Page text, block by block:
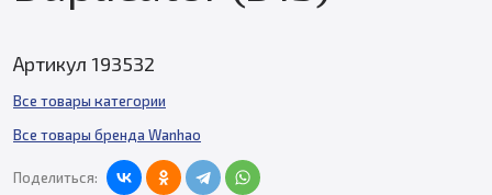
Артикул 193532
Все товары категории
Все товары бренда Wanhao
Поделиться: